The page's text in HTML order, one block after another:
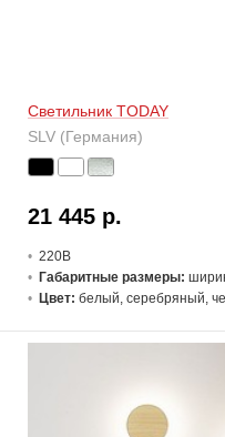
Светильник TODAY
SLV (Германия)
21 445 р.
220В
Габаритные размеры:
Цвет: белый, серебряный,